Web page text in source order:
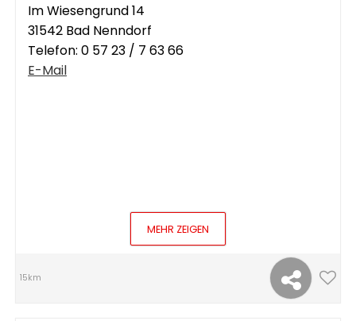
Im Wiesengrund 14
31542 Bad Nenndorf
Telefon: 0 57 23 / 7 63 66
E-Mail
MEHR ZEIGEN
15km